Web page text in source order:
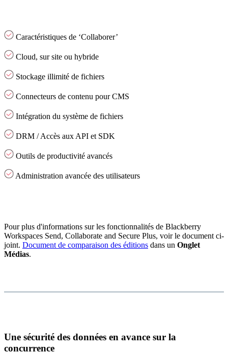
Caractéristiques de ‘Collaborer’
Cloud, sur site ou hybride
Stockage illimité de fichiers
Connecteurs de contenu pour CMS
Intégration du système de fichiers
DRM / Accès aux API et SDK
Outils de productivité avancés
Administration avancée des utilisateurs
Pour plus d'informations sur les fonctionnalités de Blackberry
Workspaces Send, Collaborate and Secure Plus, voir le document ci-
joint. Document de comparaison des éditions dans un Onglet
Médias.
Une sécurité des données en avance sur la
concurrence